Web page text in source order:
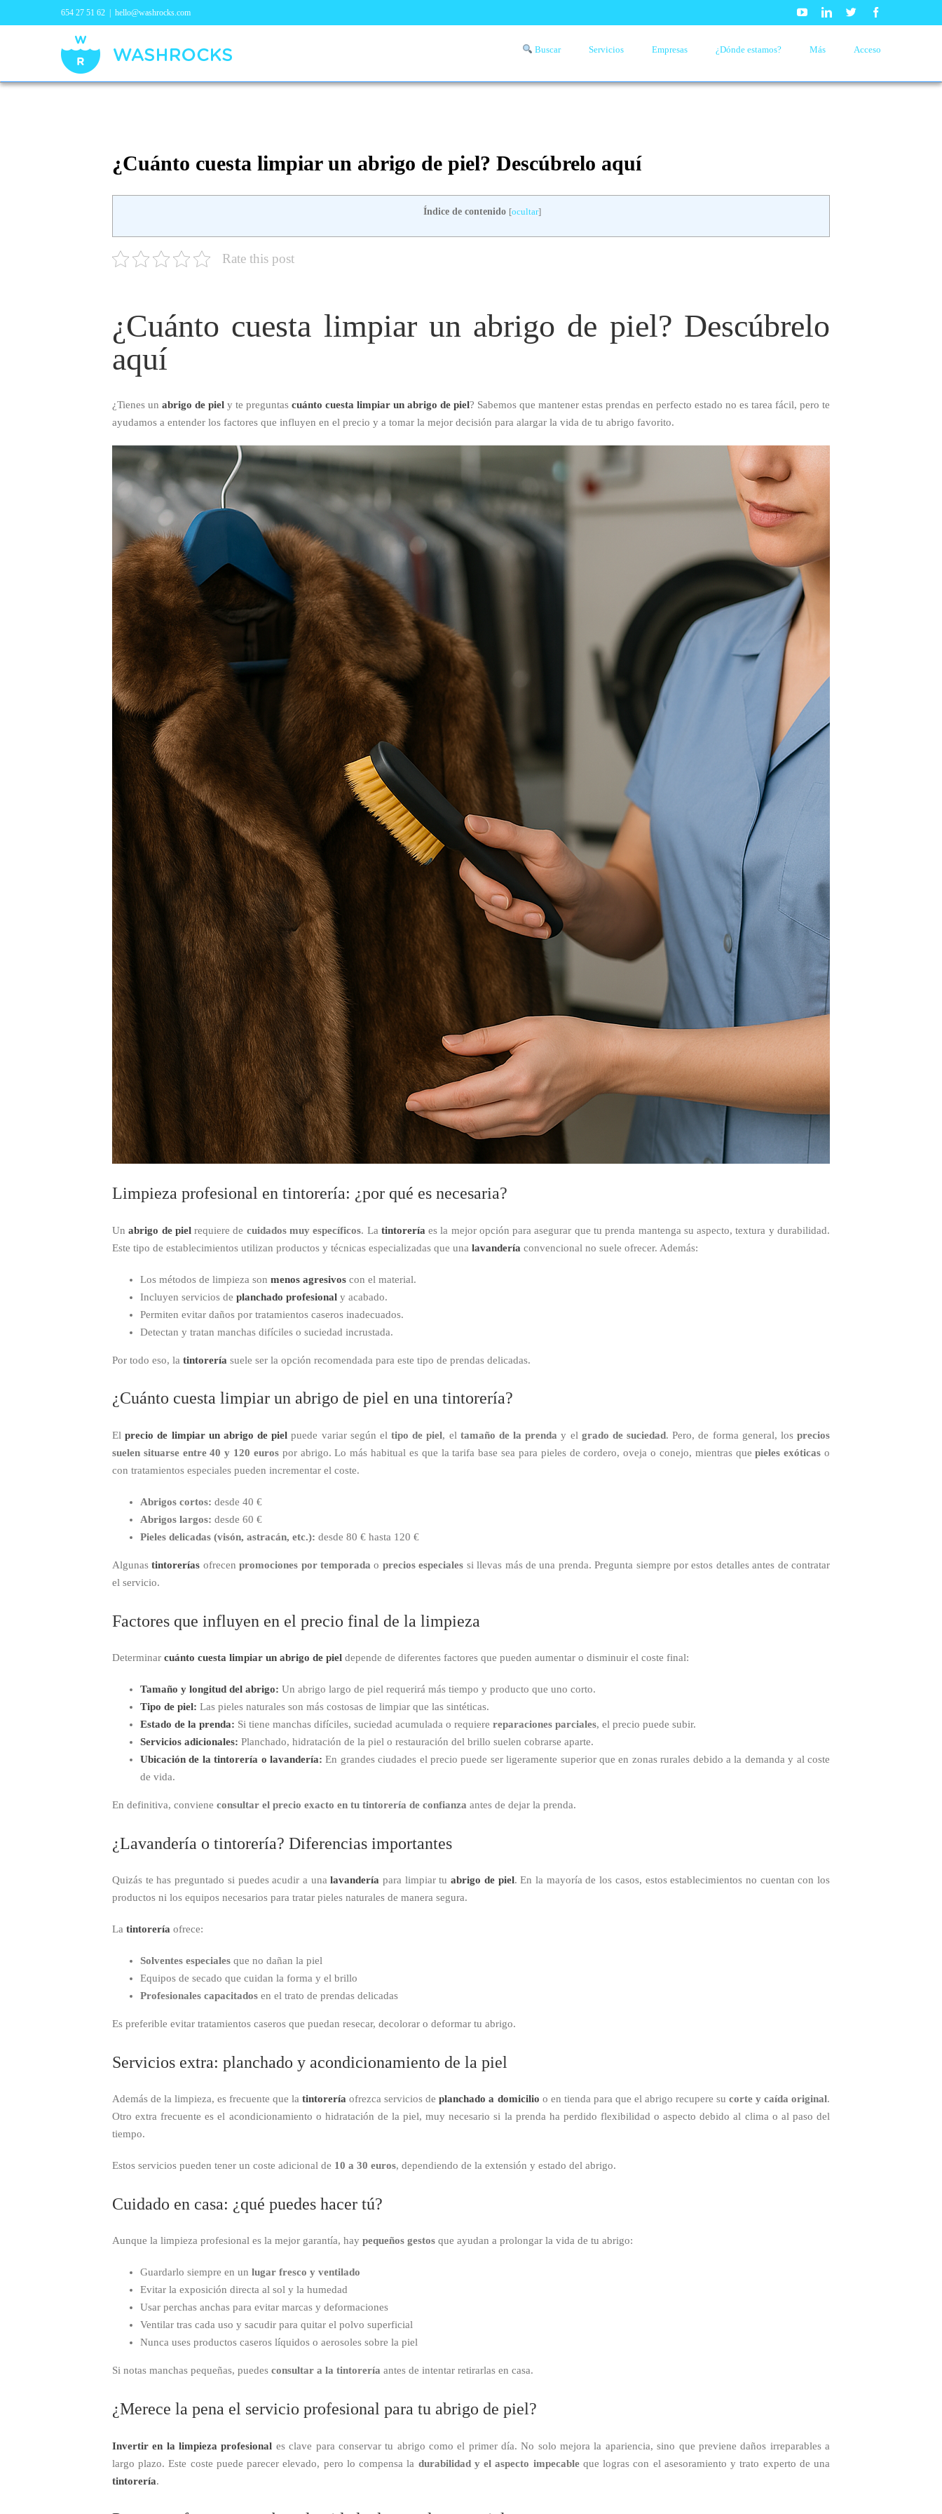
654 27 51 62 | hello@washrocks.com YoutubeLinkedinTwitter
Buscar Servicios Empresas ¿Dónde estamos? Más Acceso
¿Cuánto cuesta limpiar un abrigo de piel? Descúbrelo aquí
Índice de contenido [ocultar]
Rate this post
¿Cuánto cuesta limpiar un abrigo de piel? Descúbrelo
aquí
¿Tienes un abrigo de piel y te preguntas cuánto cuesta limpiar un abrigo de piel? Sabemos que mantener estas prendas en perfecto estado no es tarea fácil, pero te
ayudamos a entender los factores que influyen en el precio y a tomar la mejor decisión para alargar la vida de tu abrigo favorito.
Limpieza profesional en tintorería: ¿por qué es necesaria?
Unabrigo de pielrequiere de cuidados muy específicos. La tintorería es la mejor opción para asegurar que tu prenda mantenga su aspecto, textura y durabilidad.
Este tipo de establecimientos utilizan productos y técnicas especializadas que una lavandería convencional no suele ofrecer. Además:
Los métodos de limpieza son menos agresivos con el material.
Incluyen servicios de planchado profesional y acabado.
Permiten evitar daños por tratamientos caseros inadecuados.
Detectan y tratan manchas difíciles o suciedad incrustada.
Por todo eso, la tintorería suele ser la opción recomendada para este tipo de prendas delicadas.
¿Cuánto cuesta limpiar un abrigo de piel en una tintorería?
Elprecio de limpiar un abrigo de piel puede variar según eltipo de piel, el tamaño de la prenda y el grado de suciedad. Pero, de forma general, losprecios
suelen situarse entre 40 y 120 eurospor abrigo. Lo más habitual es que la tarifa base sea para pieles de cordero, oveja o conejo, mientras quepieles exóticas o
con tratamientos especiales pueden incrementar el coste.
Abrigos cortos: desde 40 €
Abrigos largos: desde 60 €
Pieles delicadas (visón, astracán, etc.): desde 80 € hasta 120 €
Algunastintorerías ofrecenpromociones por temporada o precios especiales si llevas más de una prenda. Pregunta siempre por estos detalles antes de contratar
el servicio.
Factores que influyen en el precio final de la limpieza
Determinar cuánto cuesta limpiar un abrigo de piel depende de diferentes factores que pueden aumentar o disminuir el coste final:
Tamaño y longitud del abrigo: Un abrigo largo de piel requerirá más tiempo y producto que uno corto.
Tipo de piel: Las pieles naturales son más costosas de limpiar que las sintéticas.
Estado de la prenda: Si tiene manchas difíciles, suciedad acumulada o requiere reparaciones parciales, el precio puede subir.
Servicios adicionales: Planchado, hidratación de la piel o restauración del brillo suelen cobrarse aparte.
Ubicación de la tintorería o lavandería: En grandes ciudades el precio puede ser ligeramente superior que en zonas rurales debido a la demanda y al coste
de vida.
En definitiva, conviene consultar el precio exacto en tu tintorería de confianza antes de dejar la prenda.
¿Lavandería o tintorería? Diferencias importantes
Quizás te has preguntado si puedes acudir a unalavandería para limpiar tuabrigo de piel. En la mayoría de los casos, estos establecimientos no cuentan con los
productos ni los equipos necesarios para tratar pieles naturales de manera segura.
La tintorería ofrece:
Solventes especiales que no dañan la piel
Equipos de secado que cuidan la forma y el brillo
Profesionales capacitados en el trato de prendas delicadas
Es preferible evitar tratamientos caseros que puedan resecar, decolorar o deformar tu abrigo.
Servicios extra: planchado y acondicionamiento de la piel
Además de la limpieza, es frecuente que latintorería ofrezca servicios deplanchado a domicilio o en tienda para que el abrigo recupere su corte y caída original.
Otro extra frecuente es el acondicionamiento o hidratación de la piel, muy necesario si la prenda ha perdido flexibilidad o aspecto debido al clima o al paso del
tiempo.
Estos servicios pueden tener un coste adicional de 10 a 30 euros, dependiendo de la extensión y estado del abrigo.
Cuidado en casa: ¿qué puedes hacer tú?
Aunque la limpieza profesional es la mejor garantía, hay pequeños gestos que ayudan a prolongar la vida de tu abrigo:
Guardarlo siempre en un lugar fresco y ventilado
Evitar la exposición directa al sol y la humedad
Usar perchas anchas para evitar marcas y deformaciones
Ventilar tras cada uso y sacudir para quitar el polvo superficial
Nunca uses productos caseros líquidos o aerosoles sobre la piel
Si notas manchas pequeñas, puedes consultar a la tintorería antes de intentar retirarlas en casa.
¿Merece la pena el servicio profesional para tu abrigo de piel?
Invertir en la limpieza profesional es clave para conservar tu abrigo como el primer día. No solo mejora la apariencia, sino que previene daños irreparables a
largo plazo. Este coste puede parecer elevado, pero lo compensa la durabilidad y el aspecto impecableque logras con el asesoramiento y trato experto de una
tintorería.